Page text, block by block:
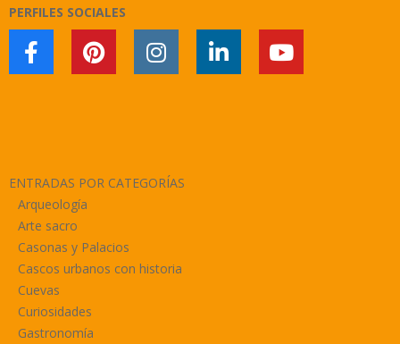
PERFILES SOCIALES
ENTRADAS POR CATEGORÍAS
Arqueología
Arte sacro
Casonas y Palacios
Cascos urbanos con historia
Cuevas
Curiosidades
Gastronomía